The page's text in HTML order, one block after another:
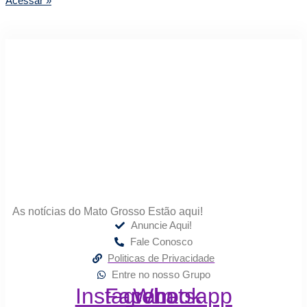
As notícias do Mato Grosso Estão aqui!
Anuncie Aqui!
Fale Conosco
Politicas de Privacidade
Entre no nosso Grupo
Instagram
Facebook
Whatsapp